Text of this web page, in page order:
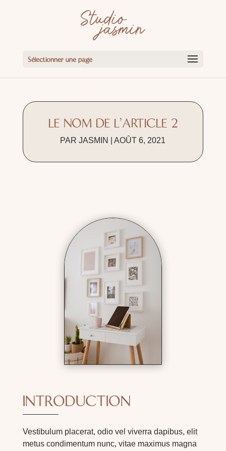
Sélectionner une page
LE NOM DE L’ARTICLE 2
PARJASMIN |AOÛT 6, 2021
INTRODUCTION
Vestibulum placerat, odio vel viverra dapibus, elit
metus condimentum nunc, vitae maximus magna